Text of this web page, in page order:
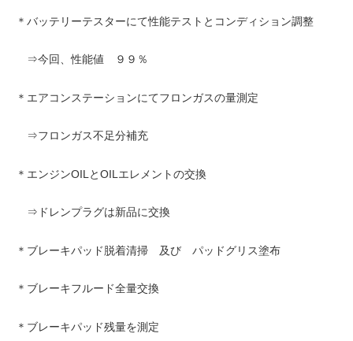
＊バッテリーテスターにて性能テストとコンディション調整
⇒今回、性能値 ９９％
＊エアコンステーションにてフロンガスの量測定
⇒フロンガス不足分補充
＊エンジンOILとOILエレメントの交換
⇒ドレンプラグは新品に交換
＊ブレーキパッド脱着清掃 及び パッドグリス塗布
＊ブレーキフルード全量交換
＊ブレーキパッド残量を測定